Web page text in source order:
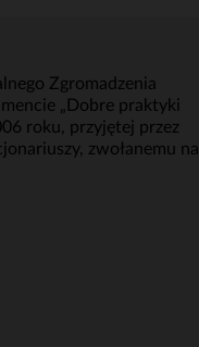
Zgromadzenia
„Dobre praktyki
roku, przyjętej przez
zwołanemu na